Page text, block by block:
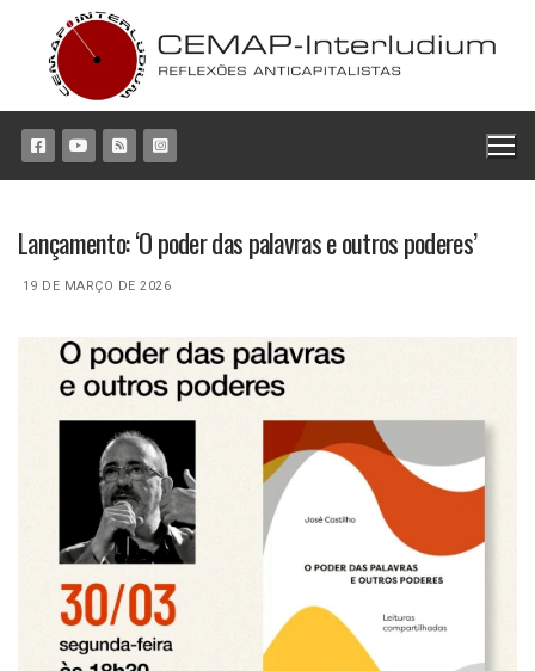
conteúdo
Lançamento: ‘O poder das palavras e outros poderes’
19 DE MARÇO DE 2026